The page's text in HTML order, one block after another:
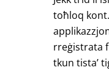
toħloq
rreġistrata
tkun tista’